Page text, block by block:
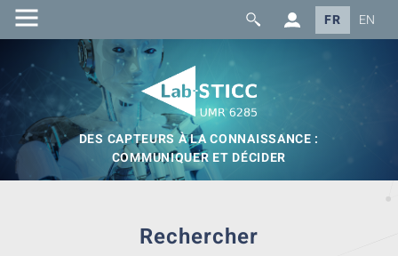
FR EN
DES CAPTEURS À LA CONNAISSANCE :
COMMUNIQUER ET DÉCIDER
Rechercher